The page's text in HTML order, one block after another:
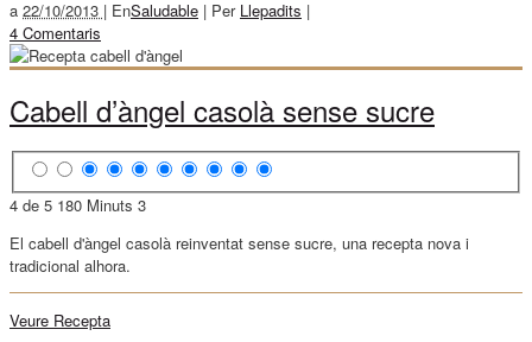
a 22/10/2013 | EnSaludable | Per Llepadits |
4 Comentaris
Cabell d’àngel casolà sense sucre
4 de 5 180 Minuts 3
El cabell d'àngel casolà reinventat sense sucre, una recepta nova i
tradicional alhora.
Veure Recepta